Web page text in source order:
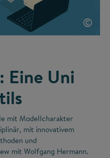
©
Eine Uni
mit Modellcharakter
mit innovativem
und
mit Wolfgang Hermann.